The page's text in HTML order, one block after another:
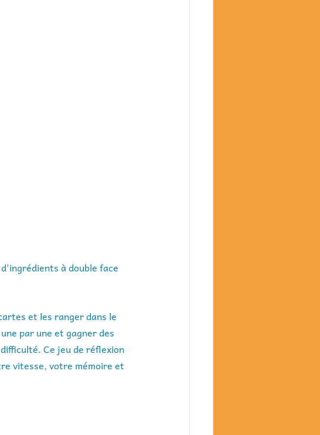
à double face
et les ranger dans le
par une et gagner des
Ce jeu de réflexion
vitesse, votre mémoire et